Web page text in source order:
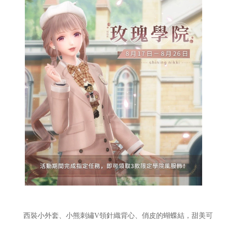
西裝小外套、小熊刺繡V領針織背心、俏皮的蝴蝶結，甜美可